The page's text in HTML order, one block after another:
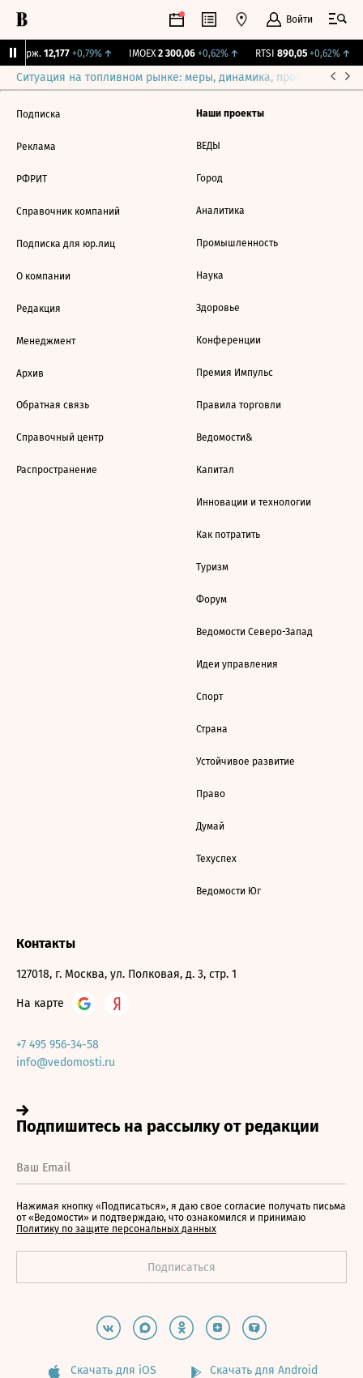
Войти
Бирж. 12,177 +0,79%↑ IMOEX 2 300,06 +0,62%↑ RTSI 890,05 +0,62%↑
Ситуация на топливном рынке: меры, динамика, прогнозы
Подписка
Реклама
РФРИТ
Справочник компаний
Подписка для юр.лиц
О компании
Редакция
Менеджмент
Архив
Обратная связь
Справочный центр
Распространение
Наши проекты
ВЕДЫ
Город
Аналитика
Промышленность
Наука
Здоровье
Конференции
Премия Импульс
Правила торговли
Ведомости&
Капитал
Инновации и технологии
Как потратить
Туризм
Форум
Ведомости Северо-Запад
Идеи управления
Спорт
Страна
Устойчивое развитие
Право
Думай
Техуспех
Ведомости Юг
Контакты
127018, г. Москва, ул. Полковая, д. 3, стр. 1
На карте
+7 495 956-34-58
info@vedomosti.ru
Нажимая кнопку «Подписаться», я даю свое согласие получать письма
от «Ведомости» и подтверждаю, что ознакомился и принимаю
Политику по защите персональных данных
Скачать для iOS Скачать для Android